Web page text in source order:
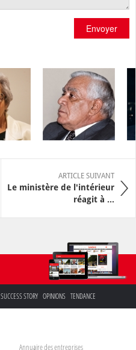
Envoyer
ARTICLE SUIVANT
Le ministère de l'intérieur
réagit à ...
SUCCESS STORY OPINIONS TENDANCE
Annuaire des entreprises